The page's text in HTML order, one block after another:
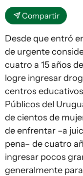
Compartir
Desde que entró
de urgente
cuatro a 15 años
logre ingresar
centros
Públicos del
de cientos de
de enfrentar –a
pena– de cuatro
ingresar pocos
generalmente